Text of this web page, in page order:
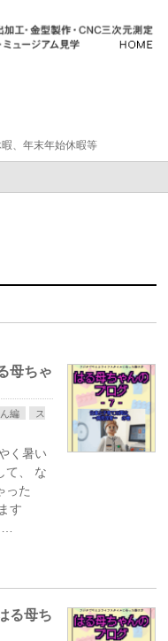
、年末年始休暇等
母ちゃ
編
ス
く暑い
て、 な
った
す
る母ち